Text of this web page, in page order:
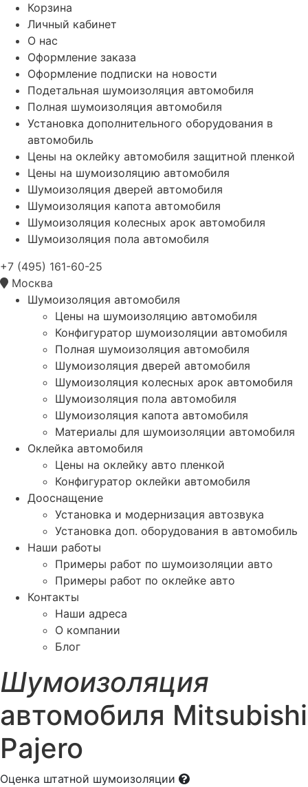
Корзина
Личный кабинет
О нас
Оформление заказа
Оформление подписки на новости
Подетальная шумоизоляция автомобиля
Полная шумоизоляция автомобиля
Установка дополнительного оборудования в
автомобиль
Цены на оклейку автомобиля защитной пленкой
Цены на шумоизоляцию автомобиля
Шумоизоляция дверей автомобиля
Шумоизоляция капота автомобиля
Шумоизоляция колесных арок автомобиля
Шумоизоляция пола автомобиля
+7 (495) 161-60-25
Москва
Шумоизоляция автомобиля
Цены на шумоизоляцию автомобиля
Конфигуратор шумоизоляции автомобиля
Полная шумоизоляция автомобиля
Шумоизоляция дверей автомобиля
Шумоизоляция колесных арок автомобиля
Шумоизоляция пола автомобиля
Шумоизоляция капота автомобиля
Материалы для шумоизоляции автомобиля
Оклейка автомобиля
Цены на оклейку авто пленкой
Конфигуратор оклейки автомобиля
Дооснащение
Установка и модернизация автозвука
Установка доп. оборудования в автомобиль
Наши работы
Примеры работ по шумоизоляции авто
Примеры работ по оклейке авто
Контакты
Наши адреса
О компании
Блог
Шумоизоляция
автомобиля Mitsubishi
Pajero
Оценка штатной шумоизоляции